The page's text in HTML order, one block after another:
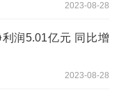
2023-08-28
润5.01亿元 同比增
2023-08-28